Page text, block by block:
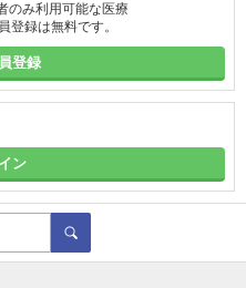
のみ利用可能な医療
登録は無料です。
登録
ン